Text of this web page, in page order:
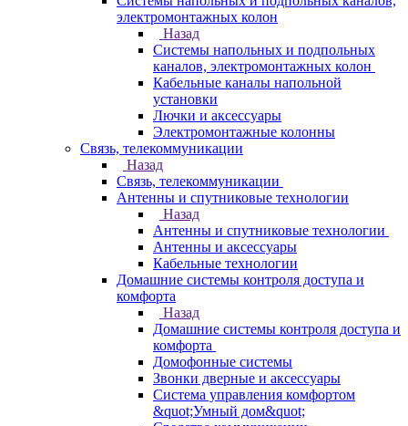
электромонтажных колон
Назад
Системы напольных и подпольных
каналов, электромонтажных колон
Кабельные каналы напольной
установки
Лючки и аксессуары
Электромонтажные колонны
Связь, телекоммуникации
Назад
Связь, телекоммуникации
Антенны и спутниковые технологии
Назад
Антенны и спутниковые технологии
Антенны и аксессуары
Кабельные технологии
Домашние системы контроля доступа и
комфорта
Назад
Домашние системы контроля доступа и
комфорта
Домофонные системы
Звонки дверные и аксессуары
Система управления комфортом
&quot;Умный дом&quot;